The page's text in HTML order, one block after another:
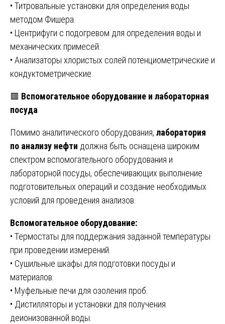
• Титровальные установки для определения воды
методом Фишера.
• Центрифуги с подогревом для определения воды и
механических примесей.
• Анализаторы хлористых солей потенциометрические и
кондуктометрические.
🟥 Вспомогательное оборудование и лабораторная
посуда
Помимо аналитического оборудования, лаборатория
по анализу нефти должна быть оснащена широким
спектром вспомогательного оборудования и
лабораторной посуды, обеспечивающих выполнение
подготовительных операций и создание необходимых
условий для проведения анализов.
Вспомогательное оборудование:
• Термостаты для поддержания заданной температуры
при проведении измерений.
• Сушильные шкафы для подготовки посуды и
материалов.
• Муфельные печи для озоления проб.
• Дистилляторы и установки для получения
деионизованной воды.